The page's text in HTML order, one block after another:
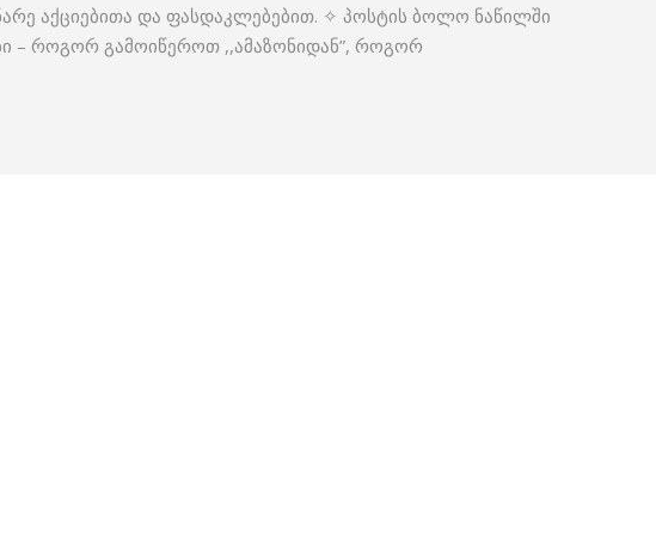
აქციებითა და ფასდაკლებებით. ✧ პოსტის ბოლო ნაწილში
– როგორ გამოიწეროთ ,,ამაზონიდან”, როგორ